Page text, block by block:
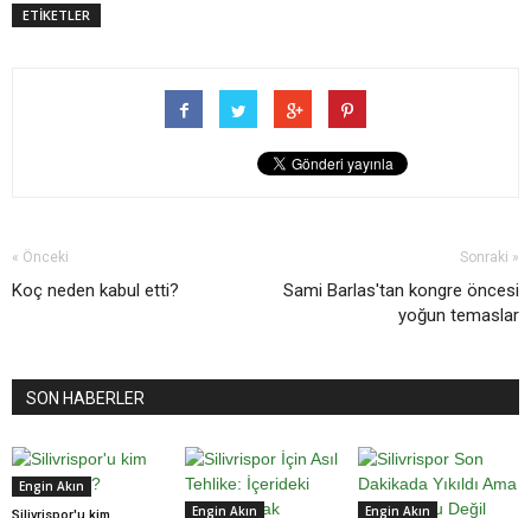
ETİKETLER
« Önceki
Koç neden kabul etti?
Sonraki »
Sami Barlas'tan kongre öncesi
yoğun temaslar
SON HABERLER
Engin Akın
Engin Akın Engin Akın